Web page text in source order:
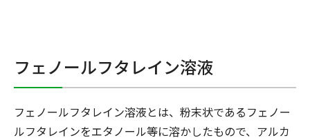
フェノールフタレイン溶液
フェノールフタレイン溶液とは、粉末状であるフェノー
ルフタレインをエタノール等に溶かしたもので、アルカ